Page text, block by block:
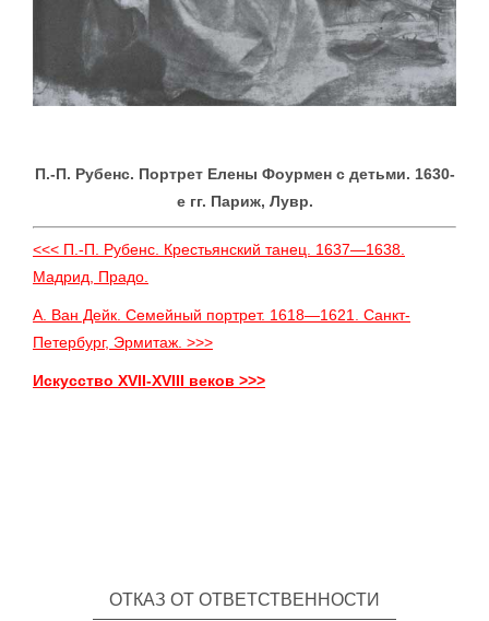
П.-П. Рубенс. Портрет Елены Фоурмен с детьми. 1630-
е гг. Париж, Лувр.
<<< П.-П. Рубенс. Крестьянский танец. 1637—1638.
Мадрид, Прадо.
А. Ван Дейк. Семейный портрет. 1618—1621. Санкт-
Петербург, Эрмитаж. >>>
Искусство XVII-XVIII веков >>>
ОТКАЗ ОТ ОТВЕТСТВЕННОСТИ